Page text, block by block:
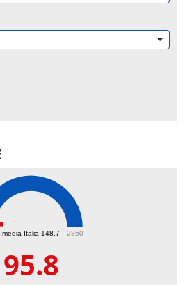
media Italia 148.7 2850
95.8